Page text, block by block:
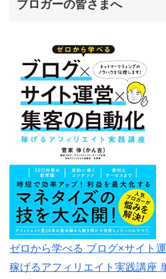
ブロガーの皆さまへ
ゼロから学べる ブログ×サイト
稼げるアフィリエイト実践講座